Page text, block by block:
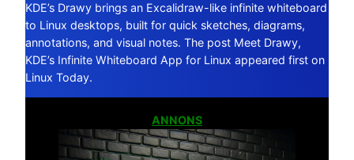
KDE’s Drawy brings an Excalidraw-like infinite whiteboard
to Linux desktops, built for quick sketches, diagrams,
annotations, and visual notes. The post Meet Drawy,
KDE’s Infinite Whiteboard App for Linux appeared first on
Linux Today.
ANNONS